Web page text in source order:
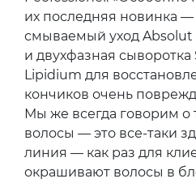
их последняя новинка
смываемый уход Absolut
и двухфазная сыворотка
Lipidium для
кончиков очень
Мы же всегда говорим о
волосы — это все-таки
линия — как раз для
окрашивают волосы в